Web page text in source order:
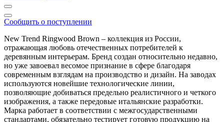
Сообщить о поступлении
New Trend Ringwood Brown – коллекция из России,
отражающая любовь отечественных потребителей к
деревянным интерьерам. Бренд создан относительно недавно,
но уже завоевал весомое признание в сфере благодаря
современным взглядам на производство и дизайн. На заводах
используются новейшие технологические линии,
позволяющие добиваться предельно реалистичного и четкого
изображения, а также передовые итальянские разработки.
Марка работает в соответствии с межгосударственными
стандартами, обязательно тестирует готовую продукцию на